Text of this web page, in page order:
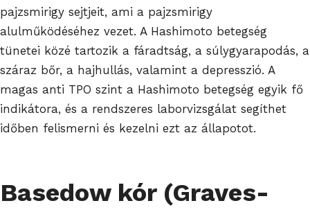
pajzsmirigy sejtjeit, ami a pajzsmirigy
alulműködéséhez vezet. A Hashimoto betegség
tünetei közé tartozik a fáradtság, a súlygyarapodás, a
száraz bőr, a hajhullás, valamint a depresszió. A
magas anti TPO szint a Hashimoto betegség egyik fő
indikátora, és a rendszeres laborvizsgálat segíthet
időben felismerni és kezelni ezt az állapotot.
Basedow kór (Graves-